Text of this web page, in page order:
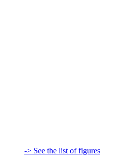
-> See the list of figures